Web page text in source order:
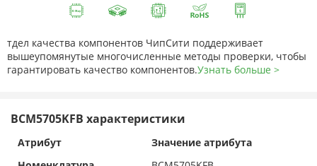
тдел качества компонентов ЧипСити поддерживает
вышеупомянутые многочисленные методы проверки, чтобы
гарантировать качество компонентов.Узнать больше >
BCM5705KFB характеристики
Атрибут
Значение атрибута